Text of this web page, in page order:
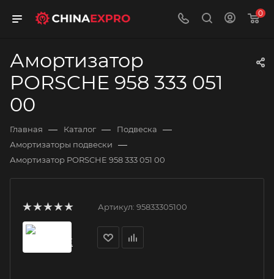
0
Амортизатор
PORSCHE 958 333 051
00
Главная — Каталог — Подвеска —
Амортизаторы подвески —
Амортизатор PORSCHE 958 333 051 00
Артикул: 95833305100